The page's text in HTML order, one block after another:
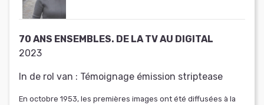
70 ANS ENSEMBLES. DE LA TV AU DIGITAL
2023
In de rol van : Témoignage émission striptease
En octobre 1953, les premières images ont été diffusées à la